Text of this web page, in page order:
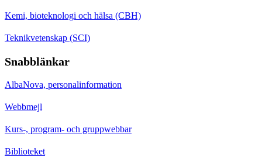
Kemi, bioteknologi och hälsa (CBH)
Teknikvetenskap (SCI)
Snabblänkar
AlbaNova, personalinformation
Webbmejl
Kurs-, program- och gruppwebbar
Biblioteket